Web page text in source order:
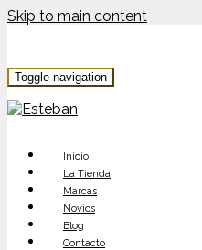
Skip to main content
Toggle navigation
Inicio
La Tienda
Marcas
Novios
Blog
Contacto